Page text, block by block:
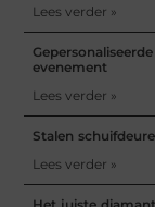
Lees verder »
evenement
Lees verder »
Stalen
Lees verder »